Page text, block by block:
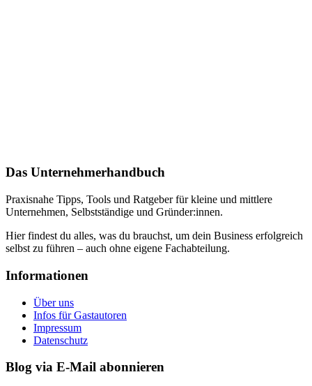
Das Unternehmerhandbuch
Praxisnahe Tipps, Tools und Ratgeber für kleine und mittlere
Unternehmen, Selbstständige und Gründer:innen.
Hier findest du alles, was du brauchst, um dein Business erfolgreich
selbst zu führen – auch ohne eigene Fachabteilung.
Informationen
Über uns
Infos für Gastautoren
Impressum
Datenschutz
Blog via E-Mail abonnieren